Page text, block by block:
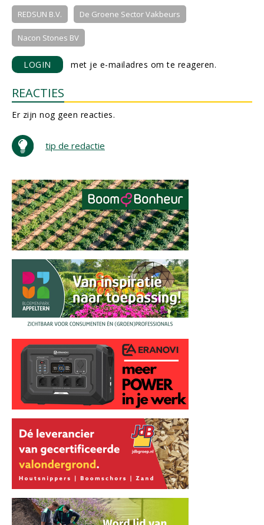
REDSUN B.V. De Groene Sector Vakbeurs
Nacon Stones BV
LOGIN met je e-mailadres om te reageren.
REACTIES
Er zijn nog geen reacties.
tip de redactie